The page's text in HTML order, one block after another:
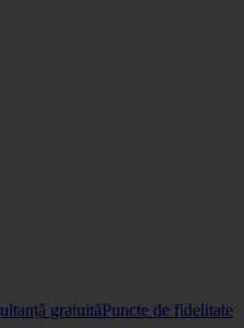
gratuităPuncte de fidelitate